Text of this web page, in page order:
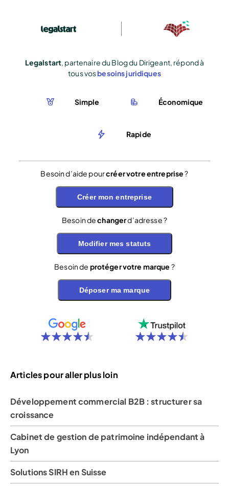
Legalstart, partenaire du Blog du Dirigeant, répond à
tous vosbesoins juridiques
Simple Économique
Rapide
Besoin d’aide pourcréer votre entreprise?
Créer mon entreprise
Besoin dechangerd’adresse ?
Modifier mes statuts
Besoin de protéger votre marque ?
Déposer ma marque
Articles pour aller plus loin
Développement commercial B2B : structurer sa
croissance
Cabinet de gestion de patrimoine indépendant à
Lyon
Solutions SIRH en Suisse